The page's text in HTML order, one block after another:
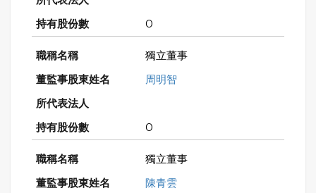
0
獨立董事
周明智
0
獨立董事
陳青雲